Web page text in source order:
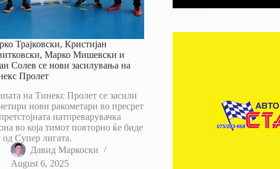
Трајковски, Кристијан
Марко Мишевски и
Солев се нови засилувања на
Пролет
на Тинекс Пролет се засили
нови ракометари во пресрет
натпреварувачка
во која тимот повторно ќе биде
од Супер лигата.
Давид Маркоски
August 6, 2025